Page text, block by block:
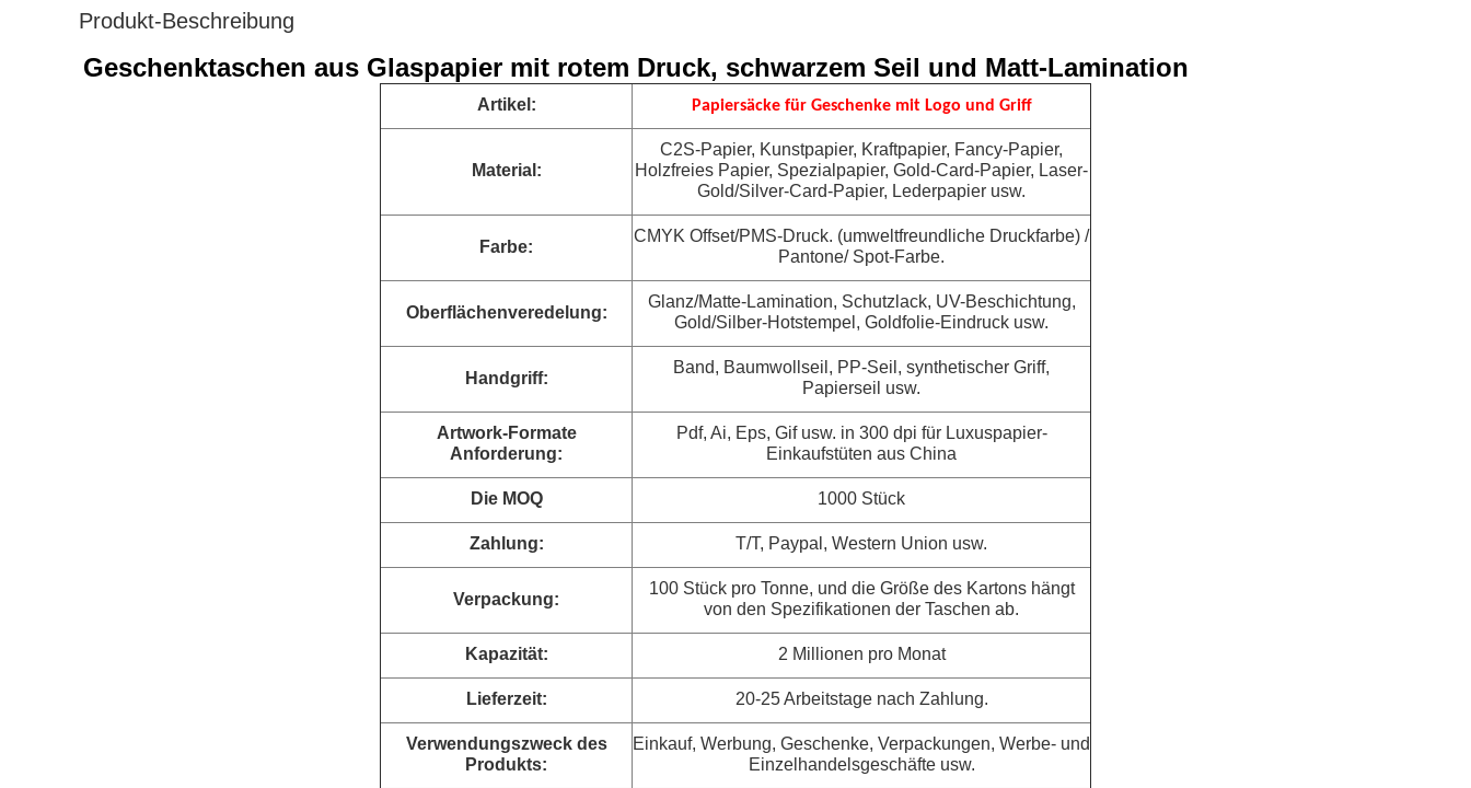
Produkt-Beschreibung
Geschenktaschen aus Glaspapier mit rotem Druck, schwarzem Seil und Matt-Lamination
Artikel: Papiersäcke für Geschenke mit Logo und Griff
Material:
C2S-Papier, Kunstpapier, Kraftpapier, Fancy-Papier,
Holzfreies Papier, Spezialpapier, Gold-Card-Papier, Laser-
Gold/Silver-Card-Papier, Lederpapier usw.
Farbe:
CMYK Offset/PMS-Druck. (umweltfreundliche Druckfarbe) /
Pantone/ Spot-Farbe.
Oberflächenveredelung:
Glanz/Matte-Lamination, Schutzlack, UV-Beschichtung,
Gold/Silber-Hotstempel, Goldfolie-Eindruck usw.
Handgriff:
Band, Baumwollseil, PP-Seil, synthetischer Griff,
Papierseil usw.
Artwork-Formate
Anforderung:
Pdf, Ai, Eps, Gif usw. in 300 dpi für Luxuspapier-
Einkaufstüten aus China
Die MOQ 1000 Stück
Zahlung: T/T, Paypal, Western Union usw.
Verpackung:
100 Stück pro Tonne, und die Größe des Kartons hängt
von den Spezifikationen der Taschen ab.
Kapazität: 2 Millionen pro Monat
Lieferzeit: 20-25 Arbeitstage nach Zahlung.
Verwendungszweck des
Produkts:
Einkauf, Werbung, Geschenke, Verpackungen, Werbe- und
Einzelhandelsgeschäfte usw.